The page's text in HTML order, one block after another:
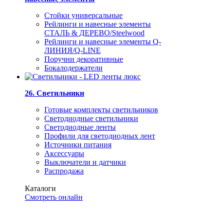
Стойки универсальные
Рейлинги и навесные элементы
СТАЛЬ & ДЕРЕВО/Steelwood
Рейлинги и навесные элементы Q-
ЛИНИЯ/Q-LINE
Поручни декоративные
Бокалодержатели
26. Светильники
Готовые комплекты светильников
Светодиодные светильники
Светодиодные ленты
Профили для светодиодных лент
Источники питания
Аксессуары
Выключатели и датчики
Распродажа
Каталоги
Смотреть онлайн